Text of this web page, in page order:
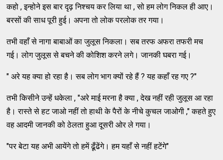
कहो , इन्होने इस बार दृढ़ निश्चय कर लिया था , सो हम लोग निकल ही आए।
बरसों की साध पूरी हुई। अपना तो लोक परलोक तर गया।
तभी वहाँ से नागा बाबाओं का जुलूस निकला। सब तरफ अफरा तफरी मच
गई। लोग जुलूस से बचने की कोशिश करने लगे। जानकी घबरा गई।
" अरे यह क्या हो रहा है। सब लोग भाग क्यों रहे हैं ? यह कहाँ रह गए ?"
तभी किसीने उन्हें धकेला , "अरे माई मरना है क्या , देख नहीं रही जुलूस आ रहा
है। रास्ते से हट जाओ नहीं तो हाथी के पैरों के नीचे कुचल जाओगी ," कहते हुए
वह आदमी जानकी को ठेलता हुआ दूसरी ओर ले गया।
"पर बेटा यह अभी आयेंगे तो हमें ढूँढेंगे। हम यहाँ से नहीं हटेंगे"